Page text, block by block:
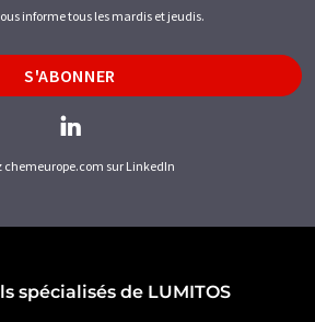
informe tous les mardis et jeudis.
S'ABONNER
chemeurope.com sur LinkedIn
spécialisés de LUMITOS